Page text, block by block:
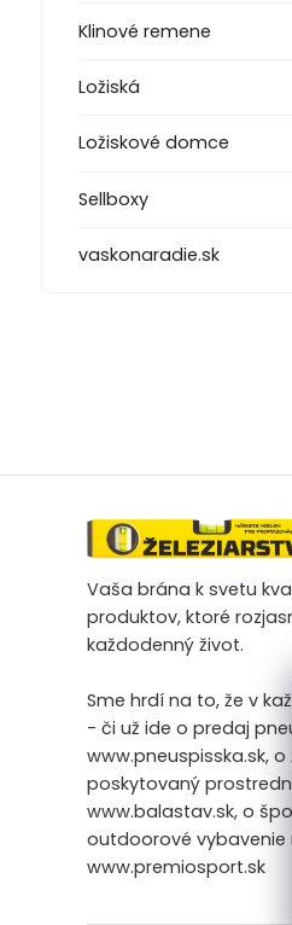
Klinové remene
Ložiská
Ložiskové domce
Sellboxy
vaskonaradie.sk
Vaša brána k svetu
produktov, ktoré
každodenný život.
Sme hrdí na to, že v
- či už ide o predaj
www.pneuspisska.sk, o
poskytovaný
www.balastav.sk, o
outdoorové vybavenie
www.premiosport.sk